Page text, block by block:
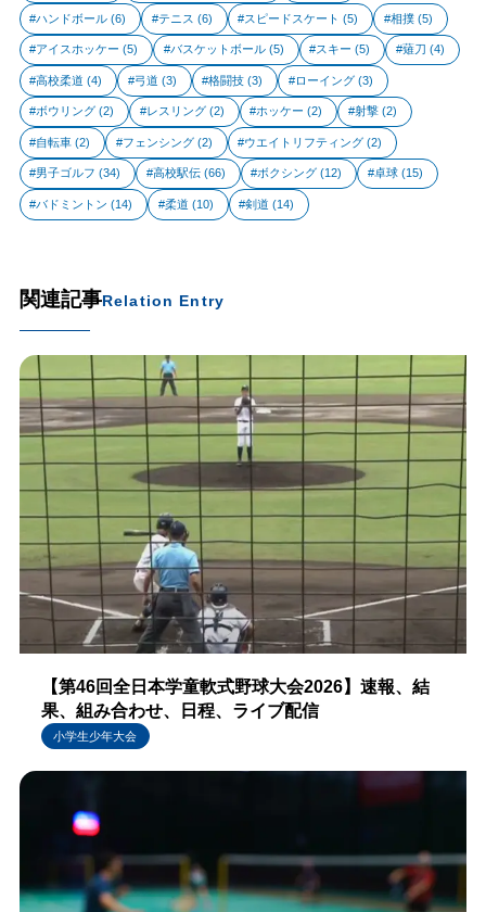
ハンドボール (6) テニス (6) スピードスケート (5) 相撲(5)
アイスホッケー (5) バスケットボール(5) スキー (5) 薙刀 (4)
高校柔道 (4) 弓道 (3) 格闘技 (3) ローイング(3)
ボウリング (2) レスリング(2) ホッケー (2) 射撃(2)
自転車 (2) フェンシング(2) ウエイトリフティング (2)
男子ゴルフ (34) 高校駅伝(66) ボクシング (12) 卓球(15)
バドミントン (14) 柔道 (10) 剣道 (14)
関連記事Relation Entry
【第46回全日本学童軟式野球大会2026】速報、結
果、組み合わせ、日程、ライブ配信
小学生少年大会